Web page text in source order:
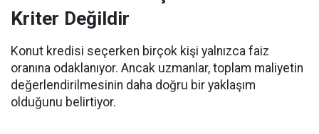
Kriter Değildir
Konut kredisi seçerken birçok kişi yalnızca faiz
oranına odaklanıyor. Ancak uzmanlar, toplam maliyetin
değerlendirilmesinin daha doğru bir yaklaşım
olduğunu belirtiyor.